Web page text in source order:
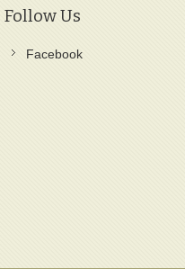
Follow Us
Facebook